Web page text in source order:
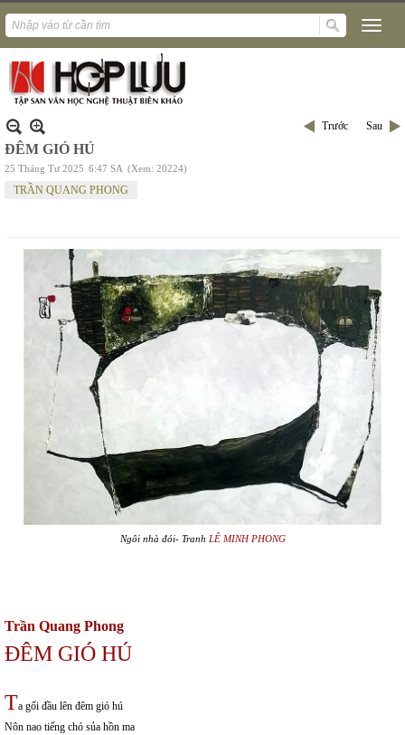
Trước Sau
ĐÊM GIÓ HÚ
25 Tháng Tư 2025 6:47 SA (Xem: 20224)
TRẦN QUANG PHONG
Ngôi nhà đói- Tranh LÊ MINH PHONG
Trần Quang Phong
ĐÊM GIÓ HÚ
Ta gối đầu lên đêm gió hú
Nôn nao tiếng chó sủa hồn ma